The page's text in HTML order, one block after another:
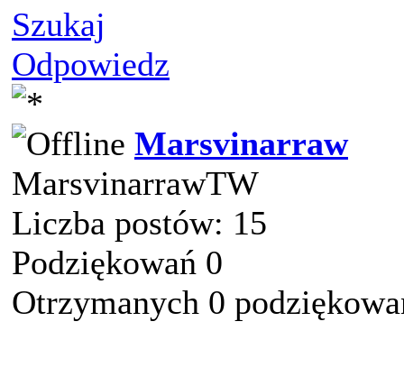
Szukaj
Odpowiedz
Marsvinarraw
MarsvinarrawTW
Liczba postów: 15
Podziękowań 0
Otrzymanych 0